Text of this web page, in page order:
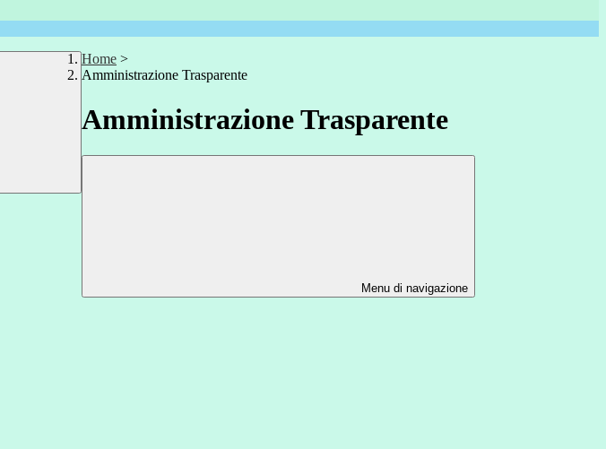
Home >
Amministrazione Trasparente
Amministrazione Trasparente
Menu di navigazione